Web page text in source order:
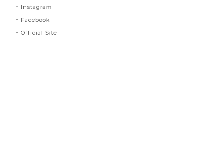
Instagram
Facebook
Official Site